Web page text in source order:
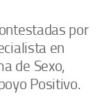
por
en
de Sexo,
Positivo.